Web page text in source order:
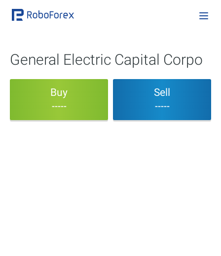
General Electric Capital Corpo
Buy
-----
Sell
-----